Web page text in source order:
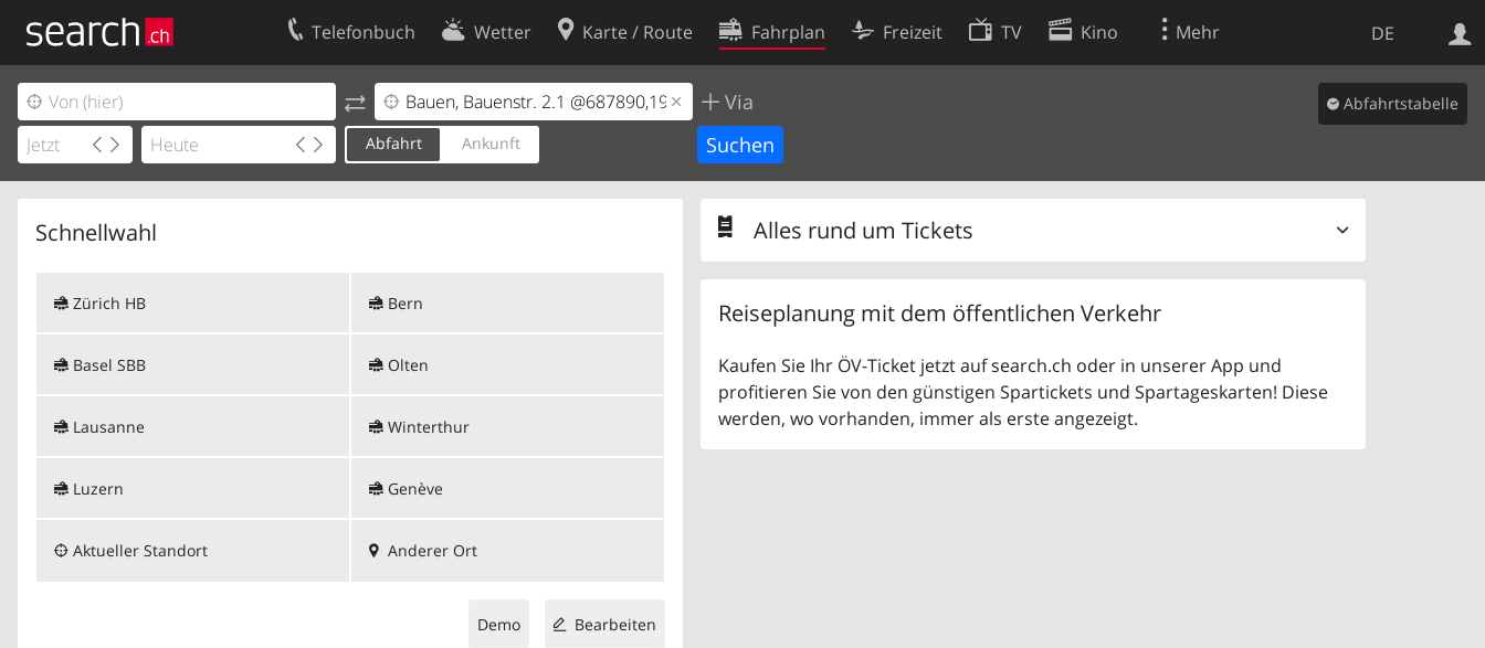
DE
Telefonbuch Wetter Karte / Route Fahrplan Freizeit TV Kino Mehr
Via
Abfahrt Ankunft
Abfahrtstabelle
Schnellwahl
Zürich HB
Basel SBB
Lausanne
Luzern
Bern
Olten
Winterthur
Genève
Aktueller Standort Anderer Ort
Bearbeiten
Demo
Alles rund um Tickets
Reiseplanung mit dem öffentlichen Verkehr
Kaufen Sie Ihr ÖV-Ticket jetzt auf search.ch oder in unserer App und
profitieren Sie von den günstigen Spartickets und Spartageskarten! Diese
werden, wo vorhanden, immer als erste angezeigt.
Ihr Eintrag
Kundencenter Geschäftskunden
Kontakt
Nutzungsbedingungen
Cookie-Einstellungen